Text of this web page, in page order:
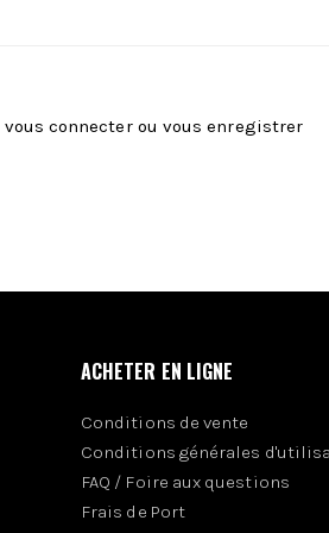
vous connecterou vous enregistrer
ACHETER EN LIGNE
Conditions de vente
Conditions générales
FAQ / Foire aux questions
Frais de Port